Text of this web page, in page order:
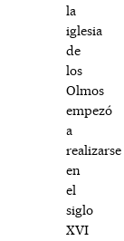
la
iglesia
de
los
Olmos
empezó
a
realizarse
en
el
siglo
XVI